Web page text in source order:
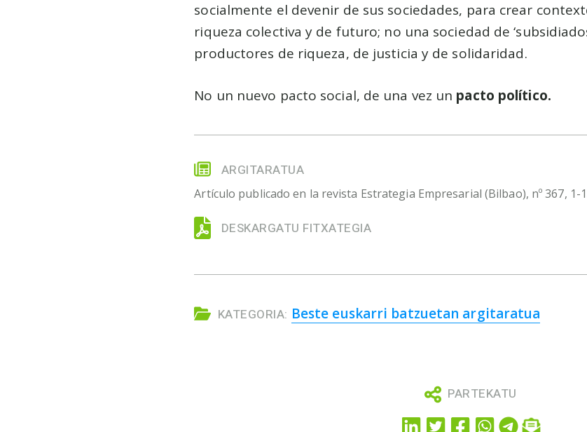
socialmente el devenir de sus sociedades, para crear
riqueza colectiva y de futuro; no una sociedad de
productores de riqueza, de justicia y de solidaridad.
No un nuevo pacto social, de una vez un pacto político.
ARGITARATUA
Artículo publicado en la revista Estrategia Empresarial (Bilbao), nº 367, 1-
DESKARGATU FITXATEGIA
KATEGORIA: Beste euskarri batzuetan argitaratua
PARTEKATU